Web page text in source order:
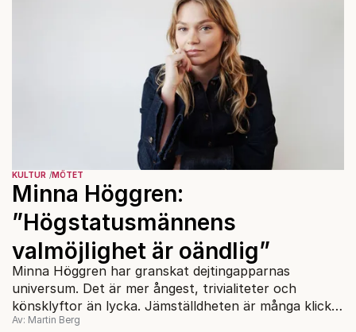
KULTUR MÖTET
Minna Höggren:
”Högstatusmännens
valmöjlighet är oändlig”
Minna Höggren har granskat dejtingapparnas
universum. Det är mer ångest, trivialiteter och
könsklyftor än lycka. Jämställdheten är många klick
bort.
Av: Martin Berg